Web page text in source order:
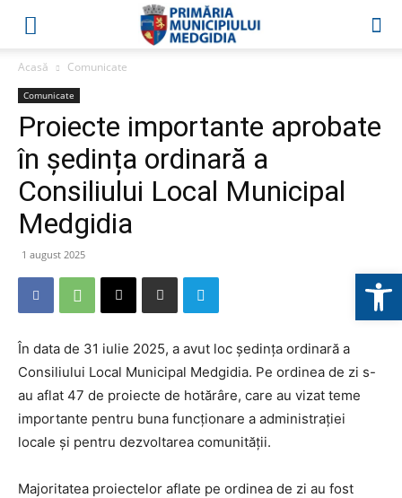
Acasă Comunicate
Comunicate
Proiecte importante aprobate
în ședința ordinară a
Consiliului Local Municipal
Medgidia
1 august 2025
În data de 31 iulie 2025, a avut loc ședința ordinară a
Consiliului Local Municipal Medgidia. Pe ordinea de zi s-
au aflat 47 de proiecte de hotărâre, care au vizat teme
importante pentru buna funcționare a administrației
locale și pentru dezvoltarea comunității.
Majoritatea proiectelor aflate pe ordinea de zi au fost